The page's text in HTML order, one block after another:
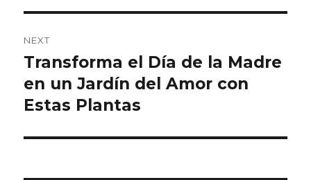
NEXT
Next
post:
Transforma el Día de la Madre
en un Jardín del Amor con
Estas Plantas